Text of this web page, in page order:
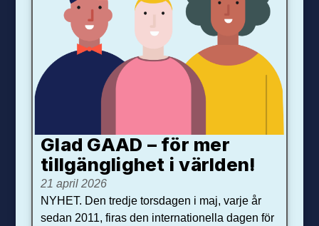
Glad GAAD – för mer
tillgänglighet i världen!
21 april 2026
NYHET. Den tredje torsdagen i maj, varje år
sedan 2011, firas den internationella dagen för